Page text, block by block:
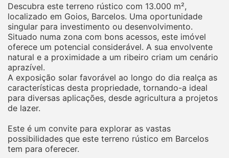
Descubra este terreno rústico com 13.000 m²,
localizado em Goios, Barcelos. Uma oportunidade
singular para investimento ou desenvolvimento.
Situado numa zona com bons acessos, este imóvel
oferece um potencial considerável. A sua envolvente
natural e a proximidade a um ribeiro criam um cenário
aprazível.
A exposição solar favorável ao longo do dia realça as
características desta propriedade, tornando-a ideal
para diversas aplicações, desde agricultura a projetos
de lazer.
Este é um convite para explorar as vastas
possibilidades que este terreno rústico em Barcelos
tem para oferecer.